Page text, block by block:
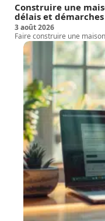
Construire une
délais et
3 août 2026
Faire construire une